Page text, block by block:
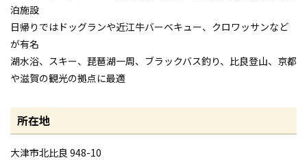
泊施設
日帰りではドッグランや近江牛バーベキュー、クロワッサンなど
が有名
湖水浴、スキー、琵琶湖一周、ブラックバス釣り、比良登山、京都
や滋賀の観光の拠点に最適
所在地
大津市北比良 948-10